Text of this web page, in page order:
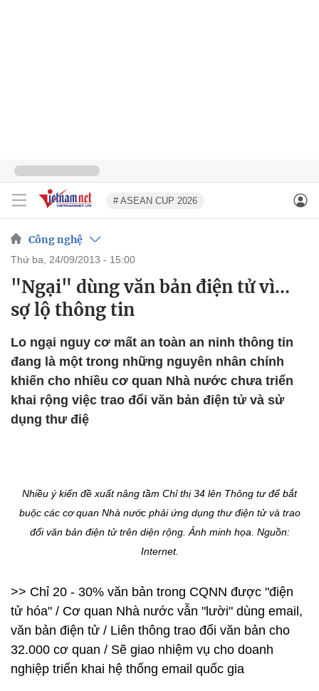
# ASEAN CUP 2026
Công nghệ
thứ ba, 24/09/2013 - 15:00
"Ngại" dùng văn bản điện tử vì...
sợ lộ thông tin
Lo ngại nguy cơ mất an toàn an ninh thông tin
đang là một trong những nguyên nhân chính
khiến cho nhiều cơ quan Nhà nước chưa triển
khai rộng việc trao đổi văn bản điện tử và sử
dụng thư điệ
Nhiều ý kiến đề xuất nâng tầm Chỉ thị 34 lên Thông tư để bắt
buộc các cơ quan Nhà nước phải ứng dụng thư điện tử và trao
đổi văn bản điện tử trên diện rộng. Ảnh minh họa. Nguồn:
Internet.
>> Chỉ 20 - 30% văn bản trong CQNN được "điện
tử hóa" / Cơ quan Nhà nước vẫn "lười" dùng email,
văn bản điện tử / Liên thông trao đổi văn bản cho
32.000 cơ quan / Sẽ giao nhiệm vụ cho doanh
nghiệp triển khai hệ thống email quốc gia